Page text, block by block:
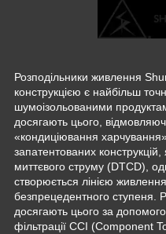
Розподільники живлення
конструкцією є найбільш
шумоізольованими
досягають цього,
«кондиціювання
запатентованих конструкцій,
миттєвого струму (DTCD),
створюється лінією
безпрецедентного ступеня.
досягають цього за
фільтрації CCI (Component